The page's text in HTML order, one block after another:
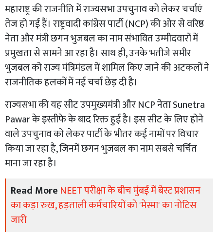
महाराष्ट्र की राजनीति में राज्यसभा उपचुनाव को लेकर चर्चाएं
तेज हो गई हैं। राष्ट्रवादी कांग्रेस पार्टी (NCP) की ओर से वरिष्ठ
नेता और मंत्री छगन भुजबल का नाम संभावित उम्मीदवारों में
प्रमुखता से सामने आ रहा है। साथ ही, उनके भतीजे समीर
भुजबल को राज्य मंत्रिमंडल में शामिल किए जाने की अटकलों ने
राजनीतिक हलकों में नई चर्चा छेड़ दी है।
राज्यसभा की यह सीट उपमुख्यमंत्री और NCP नेता Sunetra
Pawar के इस्तीफे के बाद रिक्त हुई है। इस सीट के लिए होने
वाले उपचुनाव को लेकर पार्टी के भीतर कई नामों पर विचार
किया जा रहा है, जिनमें छगन भुजबल का नाम सबसे चर्चित
माना जा रहा है।
Read More NEET परीक्षा के बीच मुंबई में बेस्ट प्रशासन
का कड़ा रुख, हड़ताली कर्मचारियों को 'मेस्मा' का नोटिस
जारी